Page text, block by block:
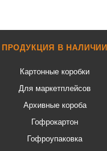
ПРОДУКЦИЯ В НАЛИЧИИ
Картонные коробки
Для маркетплейсов
Архивные короба
Гофрокартон
Гофроупаковка